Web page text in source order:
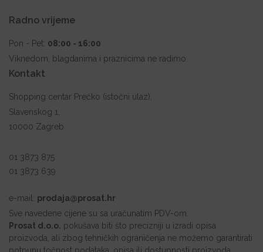
Radno vrijeme
Pon - Pet: 08:00 - 16:00
Viknedom, blagdanima i praznicima ne radimo.
Kontakt
Shopping centar Prečko (istočni ulaz),
Slavenskog 1,
10000 Zagreb
01 3873 875
01 3873 639
e-mail: prodaja@prosat.hr
Sve navedene cijene su sa uračunatim PDV-om.
Prosat d.o.o. pokušava biti što precizniji u izradi opisa
proizvoda, ali zbog tehničkih ograničenja ne možemo garantirati